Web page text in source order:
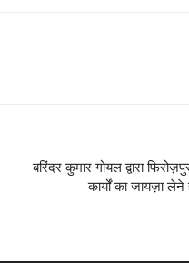
बरिंदर कुमार गोयल द्वारा
कार्यों का जायज़ा लेने